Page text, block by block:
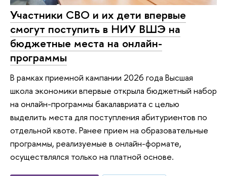
Участники СВО и их дети впервые
смогут поступить в НИУ ВШЭ на
бюджетные места на онлайн-
программы
В рамках приемной кампании 2026 года Высшая
школа экономики впервые открыла бюджетный набор
на онлайн-программы бакалавриата с целью
выделить места для поступления абитуриентов по
отдельной квоте. Ранее прием на образовательные
программы, реализуемые в онлайн-формате,
осуществлялся только на платной основе.